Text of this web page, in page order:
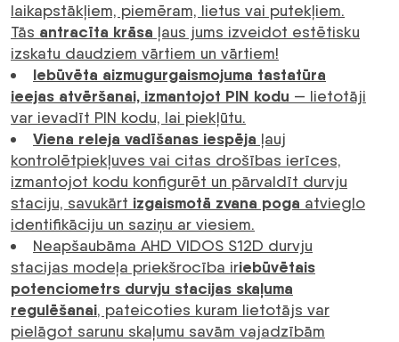
laikapstākļiem, piemēram, lietus vai putekļiem.
Tās antracīta krāsa ļaus jums izveidot estētisku
izskatu daudziem vārtiem un vārtiem!
Iebūvēta aizmugurgaismojuma tastatūra
ieejas atvēršanai, izmantojot PIN kodu — lietotāji
var ievadīt PIN kodu, lai piekļūtu.
Viena releja vadīšanas iespēja ļauj
kontrolētpiekļuves vai citas drošības ierīces,
izmantojot kodu konfigurēt un pārvaldīt durvju
staciju, savukārt izgaismotā zvana poga atvieglo
identifikāciju un saziņu ar viesiem.
Neapšaubāma AHD VIDOS S12D durvju
stacijas modeļa priekšrocība iriebūvētais
potenciometrs durvju stacijas skaļuma
regulēšanai, pateicoties kuram lietotājs var
pielāgot sarunu skaļumu savām vajadzībām